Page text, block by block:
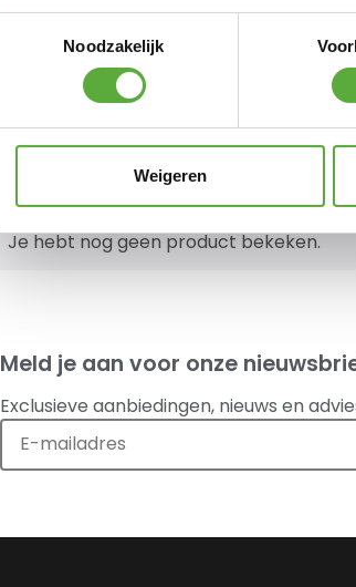
Noodzakelijk
Weigeren
Bo-Camp Boogstokken
Fiberglas reparatieset
€9,95
Bo-Camp
190x60x6cm
€
Je hebt nog geen product bekeken.
Meld je aan voor onze
Exclusieve aanbiedingen, nieuws en